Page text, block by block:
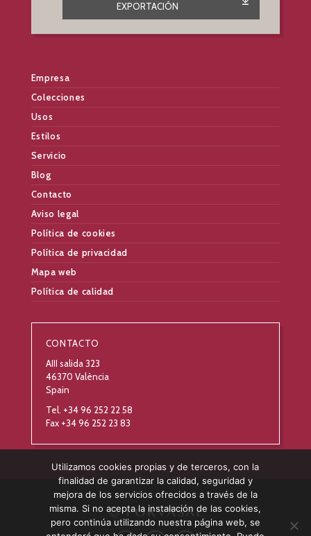
EXPORTACIÓN
Empresa
Colecciones
Usos
Estilos
Servicio
Blog
Contacto
Aviso legal
Política de cookies
Política de privacidad
Mapa web
Política de calidad
CONTACTO
AIII salida 323
46370 València
Spain
Tel. +34 96 252 22 58
Fax +34 96 252 23 83
Utilizamos cookies propias y de terceros, con la
finalidad de garantizar la calidad, seguridad y
mejora de los servicios ofrecidos a través de la
misma. Si no acepta la instalación de las cookies,
pero continúa utilizando nuestra página web, se